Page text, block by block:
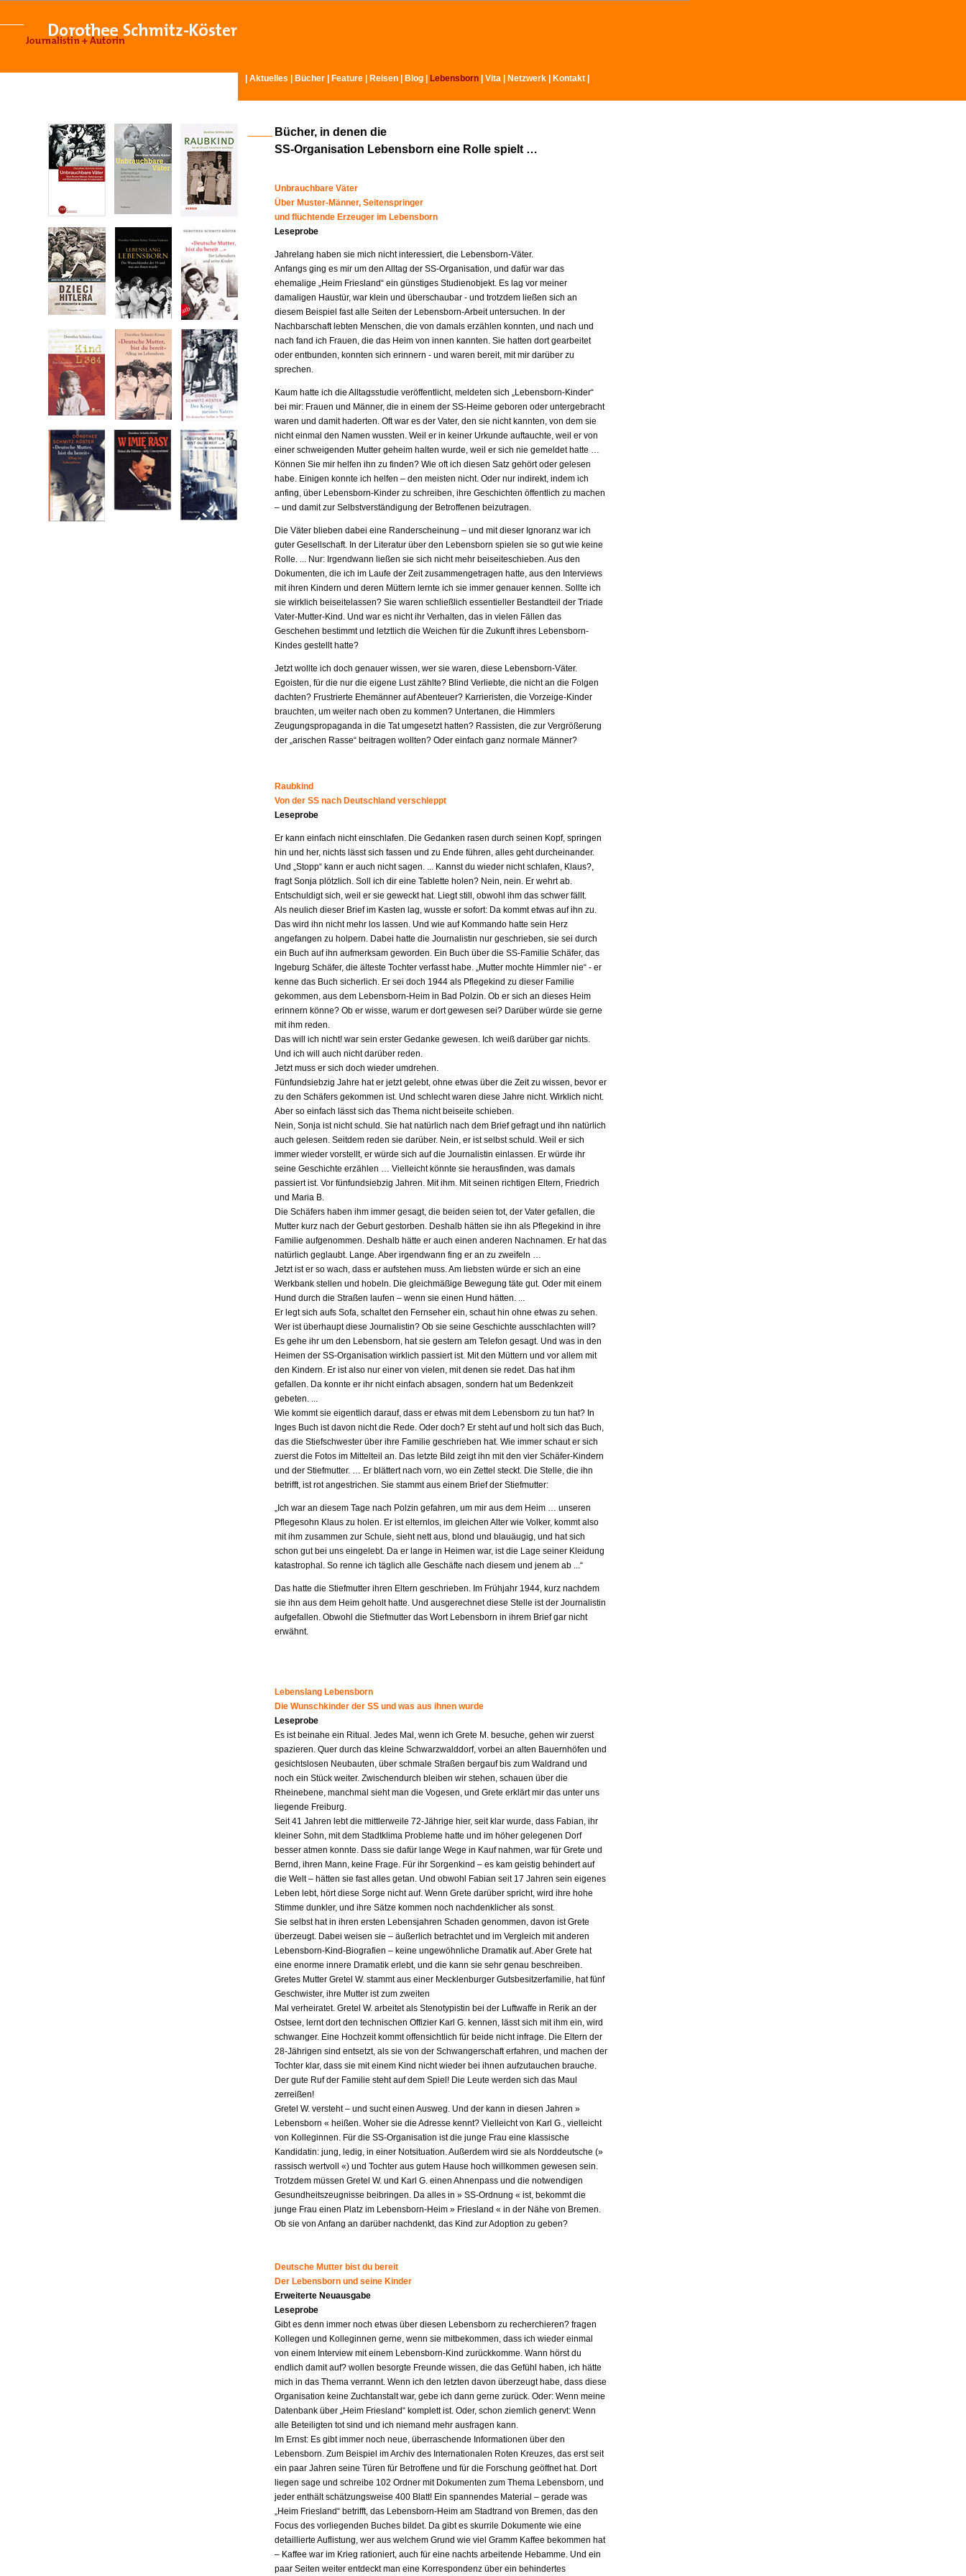
Aktuelles Bücher Feature Reisen Blog Lebensborn Vita Netzwerk Kontakt
Bücher, in denen die
SS-Organisation Lebensborn eine Rolle spielt …
Unbrauchbare Väter
Über Muster-Männer, Seitenspringer
und flüchtende Erzeuger im Lebensborn
Leseprobe
Jahrelang haben sie mich nicht interessiert, die Lebensborn-Väter.
Anfangs ging es mir um den Alltag der SS-Organisation, und dafür war das
ehemalige „Heim Friesland“ ein günstiges Studienobjekt. Es lag vor meiner
damaligen Haustür, war klein und überschaubar - und trotzdem ließen sich an
diesem Beispiel fast alle Seiten der Lebensborn-Arbeit untersuchen. In der
Nachbarschaft lebten Menschen, die von damals erzählen konnten, und nach und
nach fand ich Frauen, die das Heim von innen kannten. Sie hatten dort gearbeitet
oder entbunden, konnten sich erinnern - und waren bereit, mit mir darüber zu
sprechen.
Kaum hatte ich die Alltagsstudie veröffentlicht, meldeten sich „Lebensborn-Kinder“
bei mir: Frauen und Männer, die in einem der SS-Heime geboren oder untergebracht
waren und damit haderten. Oft war es der Vater, den sie nicht kannten, von dem sie
nicht einmal den Namen wussten. Weil er in keiner Urkunde auftauchte, weil er von
einer schweigenden Mutter geheim halten wurde, weil er sich nie gemeldet hatte …
Können Sie mir helfen ihn zu finden? Wie oft ich diesen Satz gehört oder gelesen
habe. Einigen konnte ich helfen – den meisten nicht. Oder nur indirekt, indem ich
anfing, über Lebensborn-Kinder zu schreiben, ihre Geschichten öffentlich zu machen
– und damit zur Selbstverständigung der Betroffenen beizutragen.
Die Väter blieben dabei eine Randerscheinung – und mit dieser Ignoranz war ich
guter Gesellschaft. In der Literatur über den Lebensborn spielen sie so gut wie keine
Rolle. ... Nur: Irgendwann ließen sie sich nicht mehr beiseiteschieben. Aus den
Dokumenten, die ich im Laufe der Zeit zusammengetragen hatte, aus den Interviews
mit ihren Kindern und deren Müttern lernte ich sie immer genauer kennen. Sollte ich
sie wirklich beiseitelassen? Sie waren schließlich essentieller Bestandteil der Triade
Vater-Mutter-Kind. Und war es nicht ihr Verhalten, das in vielen Fällen das
Geschehen bestimmt und letztlich die Weichen für die Zukunft ihres Lebensborn-
Kindes gestellt hatte?
Jetzt wollte ich doch genauer wissen, wer sie waren, diese Lebensborn-Väter.
Egoisten, für die nur die eigene Lust zählte? Blind Verliebte, die nicht an die Folgen
dachten? Frustrierte Ehemänner auf Abenteuer? Karrieristen, die Vorzeige-Kinder
brauchten, um weiter nach oben zu kommen? Untertanen, die Himmlers
Zeugungspropaganda in die Tat umgesetzt hatten? Rassisten, die zur Vergrößerung
der „arischen Rasse“ beitragen wollten? Oder einfach ganz normale Männer?
Raubkind
Von der SS nach Deutschland verschleppt
Leseprobe
Er kann einfach nicht einschlafen. Die Gedanken rasen durch seinen Kopf, springen
hin und her, nichts lässt sich fassen und zu Ende führen, alles geht durcheinander.
Und „Stopp“ kann er auch nicht sagen. ... Kannst du wieder nicht schlafen, Klaus?,
fragt Sonja plötzlich. Soll ich dir eine Tablette holen? Nein, nein. Er wehrt ab.
Entschuldigt sich, weil er sie geweckt hat. Liegt still, obwohl ihm das schwer fällt.
Als neulich dieser Brief im Kasten lag, wusste er sofort: Da kommt etwas auf ihn zu.
Das wird ihn nicht mehr los lassen. Und wie auf Kommando hatte sein Herz
angefangen zu holpern. Dabei hatte die Journalistin nur geschrieben, sie sei durch
ein Buch auf ihn aufmerksam geworden. Ein Buch über die SS-Familie Schäfer, das
Ingeburg Schäfer, die älteste Tochter verfasst habe. „Mutter mochte Himmler nie“ - er
kenne das Buch sicherlich. Er sei doch 1944 als Pflegekind zu dieser Familie
gekommen, aus dem Lebensborn-Heim in Bad Polzin. Ob er sich an dieses Heim
erinnern könne? Ob er wisse, warum er dort gewesen sei? Darüber würde sie gerne
mit ihm reden.
Das will ich nicht! war sein erster Gedanke gewesen. Ich weiß darüber gar nichts.
Und ich will auch nicht darüber reden.
Jetzt muss er sich doch wieder umdrehen.
Fünfundsiebzig Jahre hat er jetzt gelebt, ohne etwas über die Zeit zu wissen, bevor er
zu den Schäfers gekommen ist. Und schlecht waren diese Jahre nicht. Wirklich nicht.
Aber so einfach lässt sich das Thema nicht beiseite schieben.
Nein, Sonja ist nicht schuld. Sie hat natürlich nach dem Brief gefragt und ihn natürlich
auch gelesen. Seitdem reden sie darüber. Nein, er ist selbst schuld. Weil er sich
immer wieder vorstellt, er würde sich auf die Journalistin einlassen. Er würde ihr
seine Geschichte erzählen … Vielleicht könnte sie herausfinden, was damals
passiert ist. Vor fünfundsiebzig Jahren. Mit ihm. Mit seinen richtigen Eltern, Friedrich
und Maria B.
Die Schäfers haben ihm immer gesagt, die beiden seien tot, der Vater gefallen, die
Mutter kurz nach der Geburt gestorben. Deshalb hätten sie ihn als Pflegekind in ihre
Familie aufgenommen. Deshalb hätte er auch einen anderen Nachnamen. Er hat das
natürlich geglaubt. Lange. Aber irgendwann fing er an zu zweifeln …
Jetzt ist er so wach, dass er aufstehen muss. Am liebsten würde er sich an eine
Werkbank stellen und hobeln. Die gleichmäßige Bewegung täte gut. Oder mit einem
Hund durch die Straßen laufen – wenn sie einen Hund hätten. ...
Er legt sich aufs Sofa, schaltet den Fernseher ein, schaut hin ohne etwas zu sehen.
Wer ist überhaupt diese Journalistin? Ob sie seine Geschichte ausschlachten will?
Es gehe ihr um den Lebensborn, hat sie gestern am Telefon gesagt. Und was in den
Heimen der SS-Organisation wirklich passiert ist. Mit den Müttern und vor allem mit
den Kindern. Er ist also nur einer von vielen, mit denen sie redet. Das hat ihm
gefallen. Da konnte er ihr nicht einfach absagen, sondern hat um Bedenkzeit
gebeten. ...
Wie kommt sie eigentlich darauf, dass er etwas mit dem Lebensborn zu tun hat? In
Inges Buch ist davon nicht die Rede. Oder doch? Er steht auf und holt sich das Buch,
das die Stiefschwester über ihre Familie geschrieben hat. Wie immer schaut er sich
zuerst die Fotos im Mittelteil an. Das letzte Bild zeigt ihn mit den vier Schäfer-Kindern
und der Stiefmutter. … Er blättert nach vorn, wo ein Zettel steckt. Die Stelle, die ihn
betrifft, ist rot angestrichen. Sie stammt aus einem Brief der Stiefmutter:
„Ich war an diesem Tage nach Polzin gefahren, um mir aus dem Heim … unseren
Pflegesohn Klaus zu holen. Er ist elternlos, im gleichen Alter wie Volker, kommt also
mit ihm zusammen zur Schule, sieht nett aus, blond und blauäugig, und hat sich
schon gut bei uns eingelebt. Da er lange in Heimen war, ist die Lage seiner Kleidung
katastrophal. So renne ich täglich alle Geschäfte nach diesem und jenem ab ...“
Das hatte die Stiefmutter ihren Eltern geschrieben. Im Frühjahr 1944, kurz nachdem
sie ihn aus dem Heim geholt hatte. Und ausgerechnet diese Stelle ist der Journalistin
aufgefallen. Obwohl die Stiefmutter das Wort Lebensborn in ihrem Brief gar nicht
erwähnt.
Lebenslang Lebensborn
Die Wunschkinder der SS und was aus ihnen wurde
Leseprobe
Es ist beinahe ein Ritual. Jedes Mal, wenn ich Grete M. besuche, gehen wir zuerst
spazieren. Quer durch das kleine Schwarzwalddorf, vorbei an alten Bauernhöfen und
gesichtslosen Neubauten, über schmale Straßen bergauf bis zum Waldrand und
noch ein Stück weiter. Zwischendurch bleiben wir stehen, schauen über die
Rheinebene, manchmal sieht man die Vogesen, und Grete erklärt mir das unter uns
liegende Freiburg.
Seit 41 Jahren lebt die mittlerweile 72-Jährige hier, seit klar wurde, dass Fabian, ihr
kleiner Sohn, mit dem Stadtklima Probleme hatte und im höher gelegenen Dorf
besser atmen konnte. Dass sie dafür lange Wege in Kauf nahmen, war für Grete und
Bernd, ihren Mann, keine Frage. Für ihr Sorgenkind – es kam geistig behindert auf
die Welt – hätten sie fast alles getan. Und obwohl Fabian seit 17 Jahren sein eigenes
Leben lebt, hört diese Sorge nicht auf. Wenn Grete darüber spricht, wird ihre hohe
Stimme dunkler, und ihre Sätze kommen noch nachdenklicher als sonst.
Sie selbst hat in ihren ersten Lebensjahren Schaden genommen, davon ist Grete
überzeugt. Dabei weisen sie – äußerlich betrachtet und im Vergleich mit anderen
Lebensborn-Kind-Biografien – keine ungewöhnliche Dramatik auf. Aber Grete hat
eine enorme innere Dramatik erlebt, und die kann sie sehr genau beschreiben.
Gretes Mutter Gretel W. stammt aus einer Mecklenburger Gutsbesitzerfamilie, hat fünf
Geschwister, ihre Mutter ist zum zweiten
Mal verheiratet. Gretel W. arbeitet als Stenotypistin bei der Luftwaffe in Rerik an der
Ostsee, lernt dort den technischen Offizier Karl G. kennen, lässt sich mit ihm ein, wird
schwanger. Eine Hochzeit kommt offensichtlich für beide nicht infrage. Die Eltern der
28-Jährigen sind entsetzt, als sie von der Schwangerschaft erfahren, und machen der
Tochter klar, dass sie mit einem Kind nicht wieder bei ihnen aufzutauchen brauche.
Der gute Ruf der Familie steht auf dem Spiel! Die Leute werden sich das Maul
zerreißen!
Gretel W. versteht – und sucht einen Ausweg. Und der kann in diesen Jahren »
Lebensborn « heißen. Woher sie die Adresse kennt? Vielleicht von Karl G., vielleicht
von Kolleginnen. Für die SS-Organisation ist die junge Frau eine klassische
Kandidatin: jung, ledig, in einer Notsituation. Außerdem wird sie als Norddeutsche (»
rassisch wertvoll «) und Tochter aus gutem Hause hoch willkommen gewesen sein.
Trotzdem müssen Gretel W. und Karl G. einen Ahnenpass und die notwendigen
Gesundheitszeugnisse beibringen. Da alles in » SS-Ordnung « ist, bekommt die
junge Frau einen Platz im Lebensborn-Heim » Friesland « in der Nähe von Bremen.
Ob sie von Anfang an darüber nachdenkt, das Kind zur Adoption zu geben?
Deutsche Mutter bist du bereit
Der Lebensborn und seine Kinder
Erweiterte Neuausgabe
Leseprobe
Gibt es denn immer noch etwas über diesen Lebensborn zu recherchieren? fragen
Kollegen und Kolleginnen gerne, wenn sie mitbekommen, dass ich wieder einmal
von einem Interview mit einem Lebensborn-Kind zurückkomme. Wann hörst du
endlich damit auf? wollen besorgte Freunde wissen, die das Gefühl haben, ich hätte
mich in das Thema verrannt. Wenn ich den letzten davon überzeugt habe, dass diese
Organisation keine Zuchtanstalt war, gebe ich dann gerne zurück. Oder: Wenn meine
Datenbank über „Heim Friesland“ komplett ist. Oder, schon ziemlich genervt: Wenn
alle Beteiligten tot sind und ich niemand mehr ausfragen kann.
Im Ernst: Es gibt immer noch neue, überraschende Informationen über den
Lebensborn. Zum Beispiel im Archiv des Internationalen Roten Kreuzes, das erst seit
ein paar Jahren seine Türen für Betroffene und für die Forschung geöffnet hat. Dort
liegen sage und schreibe 102 Ordner mit Dokumenten zum Thema Lebensborn, und
jeder enthält schätzungsweise 400 Blatt! Ein spannendes Material – gerade was
„Heim Friesland“ betrifft, das Lebensborn-Heim am Stadtrand von Bremen, das den
Focus des vorliegenden Buches bildet. Da gibt es skurrile Dokumente wie eine
detaillierte Auflistung, wer aus welchem Grund wie viel Gramm Kaffee bekommen hat
– Kaffee war im Krieg rationiert, auch für eine nachts arbeitende Hebamme. Und ein
paar Seiten weiter entdeckt man eine Korrespondenz über ein behindertes